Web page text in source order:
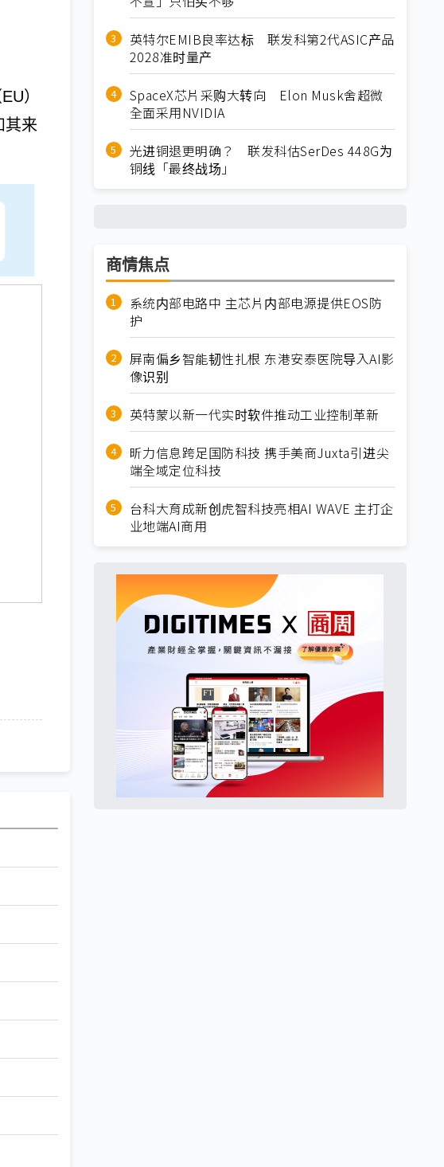
）
其来
英特尔EMIB良率达标 联发科第2代ASIC产品
2028准时量产
SpaceX芯片采购大转向 Elon Musk舍超微
全面采用NVIDIA
光进铜退更明确？ 联发科估SerDes 448G为
铜线「最终战场」
商情焦点
系统内部电路中 主芯片内部电源提供EOS防
护
屏南偏乡智能韧性扎根 东港安泰医院导入AI影
像识别
英特蒙以新一代实时软件推动工业控制革新
昕力信息跨足国防科技 携手美商Juxta引进尖
端全域定位科技
台科大育成新创虎智科技亮相AI WAVE 主打企
业地端AI商用